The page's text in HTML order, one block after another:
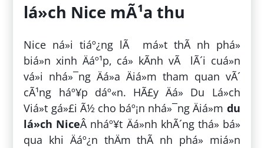
lá»ch Nice mÃ¹a thu
Nice ná»i tiáº¿ng lÃ má»t thÃ nh phá»
biá»n xinh Äáº¹p, cá» kÃ­nh vÃ lÃ´i cuá»n
vá»i nhá»¯ng Äá»a Äiá»m tham quan vÃ´
cÃ¹ng háº¥p dáº«n. HÃ£y Äá» Du Lá»ch
Viá»t gá»£i Ã½ cho báº¡n nhá»¯ng Äiá»m du
lá»ch NiceÂ nháº¥t Äá»nh khÃ´ng thá» bá»
qua khi Äáº¿n thÄm thÃ nh phá» miá»n